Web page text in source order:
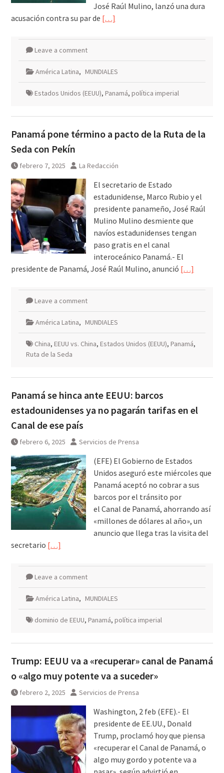
José Raúl Mulino, lanzó una dura
acusación contra su par de […]
Leave a comment
América Latina, MUNDIALES
Estados Unidos (EEUU), Panamá, política imperial
Panamá pone término a pacto de la Ruta de la
Seda con Pekín
febrero 7, 2025 La Redacción
El secretario de Estado
estadunidense, Marco Rubio y el
presidente panameño, José Raúl
Mulino Mulino desmiente que
navíos estadunidenses tengan
paso gratis en el canal
interoceánico Panamá.- El
presidente de Panamá, José Raúl Mulino, anunció […]
Leave a comment
América Latina, MUNDIALES
China, EEUU vs. China, Estados Unidos (EEUU), Panamá,
Ruta de la Seda
Panamá se hinca ante EEUU: barcos
estadounidenses ya no pagarán tarifas en el
Canal de ese país
febrero 6, 2025 Servicios de Prensa
(EFE) El Gobierno de Estados
Unidos aseguró este miércoles que
Panamá aceptó no cobrar a sus
barcos por el tránsito por
el Canal de Panamá, ahorrando así
«millones de dólares al año», un
anuncio que llega tras la visita del
secretario […]
Leave a comment
América Latina, MUNDIALES
dominio de EEUU, Panamá, política imperial
Trump: EEUU va a «recuperar» canal de Panamá
o «algo muy potente va a suceder»
febrero 2, 2025 Servicios de Prensa
Washington, 2 feb (EFE).- El
presidente de EE.UU., Donald
Trump, proclamó hoy que piensa
«recuperar el Canal de Panamá, o
algo muy gordo y potente va a